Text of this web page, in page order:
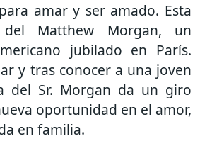
amar y ser amado. Esta
Matthew Morgan, un
jubilado en París.
y tras conocer a una joven
del Sr. Morgan da un giro
oportunidad en el amor,
en familia.